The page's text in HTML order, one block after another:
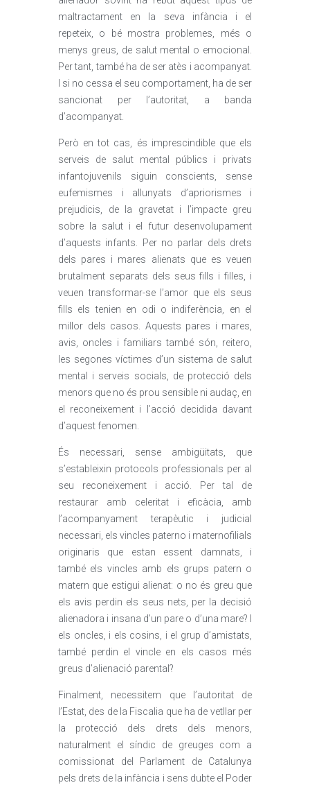
maltractament en la seva infància i el
repeteix, o bé mostra problemes, més o
menys greus, de salut mental o emocional.
Per tant, també ha de ser atès i acompanyat.
I si no cessa el seu comportament, ha de ser
sancionat per l’autoritat, a banda
d’acompanyat.
Però en tot cas, és imprescindible que els
serveis de salut mental públics i privats
infantojuvenils siguin conscients, sense
eufemismes i allunyats d’apriorismes i
prejudicis, de la gravetat i l’impacte greu
sobre la salut i el futur desenvolupament
d’aquests infants. Per no parlar dels drets
dels pares i mares alienats que es veuen
brutalment separats dels seus fills i filles, i
veuen transformar-se l’amor que els seus
fills els tenien en odi o indiferència, en el
millor dels casos. Aquests pares i mares,
avis, oncles i familiars també són, reitero,
les segones víctimes d’un sistema de salut
mental i serveis socials, de protecció dels
menors que no és prou sensible ni audaç, en
el reconeixement i l’acció decidida davant
d’aquest fenomen.
És necessari, sense ambigüitats, que
s’estableixin protocols professionals per al
seu reconeixement i acció. Per tal de
restaurar amb celeritat i eficàcia, amb
l’acompanyament terapèutic i judicial
necessari, els vincles paterno i maternofilials
originaris que estan essent damnats, i
també els vincles amb els grups patern o
matern que estigui alienat: o no és greu que
els avis perdin els seus nets, per la decisió
alienadora i insana d’un pare o d’una mare? I
els oncles, i els cosins, i el grup d’amistats,
també perdin el vincle en els casos més
greus d’alienació parental?
Finalment, necessitem que l’autoritat de
l’Estat, des de la Fiscalia que ha de vetllar per
la protecció dels drets dels menors,
naturalment el síndic de greuges com a
comissionat del Parlament de Catalunya
pels drets de la infància i sens dubte el Poder